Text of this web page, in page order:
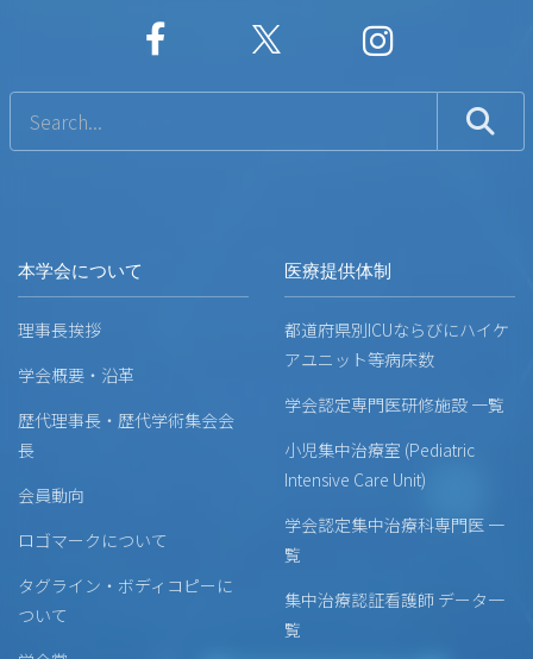
本学会について
理事長挨拶
学会概要・沿革
歴代理事長・歴代学術集会会
長
会員動向
ロゴマークについて
タグライン・ボディコピーに
ついて
医療提供体制
都道府県別ICUならびにハイケ
アユニット等病床数
学会認定専門医研修施設 一覧
小児集中治療室 (Pediatric
Intensive Care Unit)
学会認定集中治療科専門医 一
覧
集中治療認証看護師 データ一
覧